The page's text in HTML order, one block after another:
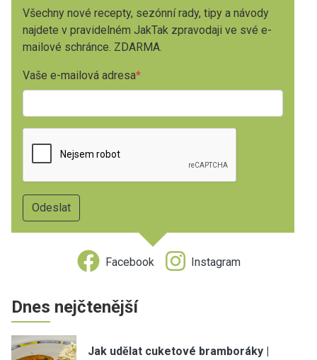
Všechny nové recepty, sezónní rady, tipy a návody
najdete v pravidelném JakTak zpravodaji ve své e-
mailové schránce. ZDARMA.
Vaše e-mailová adresa
Facebook Instagram
Dnes nejčtenější
Jak udělat cuketové bramboráky |